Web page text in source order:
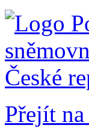
Přejít